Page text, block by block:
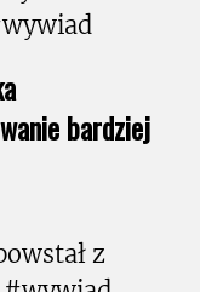
bardziej